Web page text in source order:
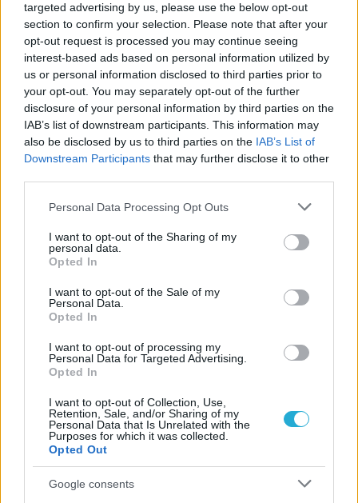
targeted advertising by us, please use the below opt-out
section to confirm your selection. Please note that after your
opt-out request is processed you may continue seeing
interest-based ads based on personal information utilized by
us or personal information disclosed to third parties prior to
your opt-out. You may separately opt-out of the further
disclosure of your personal information by third parties on the
IAB’s list of downstream participants. This information may
also be disclosed by us to third parties on the IAB’s List of
Downstream Participants that may further disclose it to other
Please note that this website/app uses one or more Google
not limited to your visit or usage behaviour. You may click to
grant or deny consent to Google and its third-party tags to
use your data for below specified purposes in below Google
consent section.
Personal Data Processing Opt Outs
I want to opt-out of the Sharing of my
personal data.
Opted In
I want to opt-out of the Sale of my
Personal Data.
Opted In
I want to opt-out of processing my
Personal Data for Targeted Advertising.
Opted In
I want to opt-out of Collection, Use,
Retention, Sale, and/or Sharing of my
Personal Data that Is Unrelated with the
Purposes for which it was collected.
Opted Out
Google consents
ΗΛΙΑΣ ΠΑΠΑΪΩΑΝΝΟΥ
Αναγνώριση και σεβασμός
οι σημαντικότερες νίκες του
Α.Ο. Θήρας